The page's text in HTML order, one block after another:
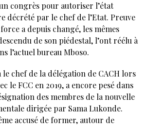
congrès pour autoriser l’état
décrété par le chef de l’Etat. Preuve
a depuis changé, les mêmes
de son piédestal, l’ont réélu à
l’actuel bureau Mboso.
le chef de la délégation de CACH lors
le FCC en 2019, a encore pesé dans
des membres de la nouvelle
dirigée par Sama Lukonde.
accusé de former, autour de